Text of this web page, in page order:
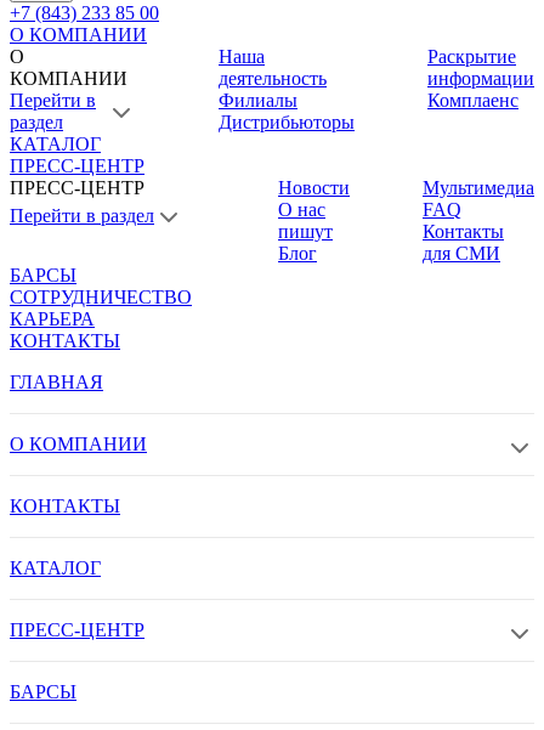
+7 (843) 233 85 00
О КОМПАНИИ
О
КОМПАНИИ
Перейти в
раздел
Наша
деятельность
Филиалы
Дистрибьюторы
Раскрытие
информации
Комплаенс
КАТАЛОГ
ПРЕСС-ЦЕНТР
ПРЕСС-ЦЕНТР
Перейти в раздел
Новости
О нас
пишут
Блог
Мультимедиа
FAQ
Контакты
для СМИ
БАРСЫ
СОТРУДНИЧЕСТВО
КАРЬЕРА
КОНТАКТЫ
ГЛАВНАЯ
О КОМПАНИИ
КОНТАКТЫ
КАТАЛОГ
ПРЕСС-ЦЕНТР
БАРСЫ